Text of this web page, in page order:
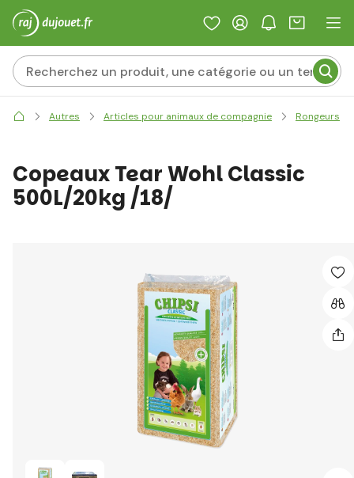
Autres Articles pour animaux de compagnie Rongeurs
Copeaux Tear Wohl Classic
500L/20kg /18/